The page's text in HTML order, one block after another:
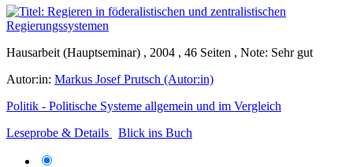
Hausarbeit (Hauptseminar) , 2004 , 46 Seiten , Note: Sehr gut
Autor:in: Markus Josef Prutsch (Autor:in)
Politik - Politische Systeme allgemein und im Vergleich
Leseprobe & Details
Blick ins Buch